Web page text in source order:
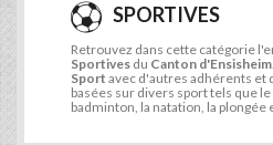
SPORTIVES
Retrouvez dans cette catégorie
Sportives du Canton d'Ensisheim
Sport avec d'autres adhérents et
basées sur divers sport tels que
badminton, la natation, la plongée